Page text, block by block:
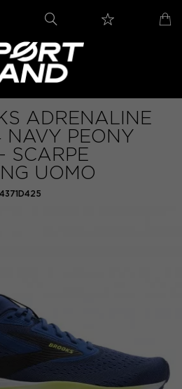
ADRENALINE
NAVY PEONY
SCARPE
UOMO